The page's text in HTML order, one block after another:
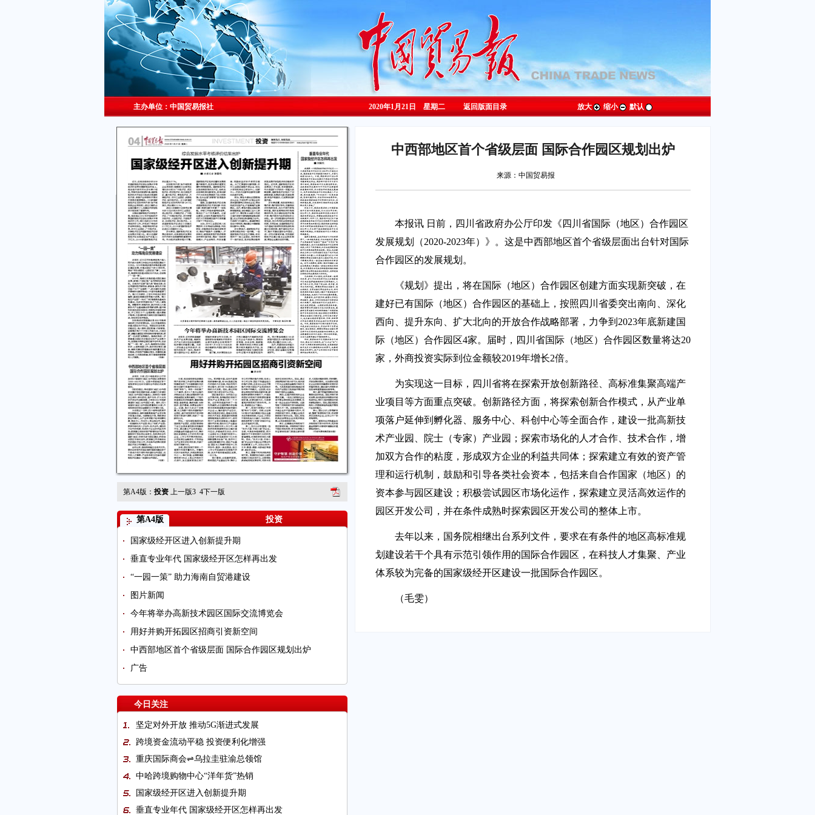
主办单位：中国贸易报社
第A4版： 投资 上一版3 4下一版
第A4版 投资
国家级经开区进入创新提升期
垂直专业年代 国家级经开区怎样再出发
“一园一策” 助力海南自贸港建设
图片新闻
今年将举办高新技术园区国际交流博览会
用好并购开拓园区招商引资新空间
中西部地区首个省级层面 国际合作园区规划出炉
广告
今日关注
坚定对外开放 推动5G渐进式发展
跨境资金流动平稳 投资便利化增强
重庆国际商会⇌乌拉圭驻渝总领馆
中哈跨境购物中心“洋年货”热销
国家级经开区进入创新提升期
垂直专业年代 国家级经开区怎样再出发
2020年1月21日 星期二 返回版面目录 放大 缩小 默认
中西部地区首个省级层面 国际合作园区规划出炉
来源：中国贸易报
本报讯 日前，四川省政府办公厅印发《四川省国际（地区）合作园区
发展规划（2020-2023年）》。这是中西部地区首个省级层面出台针对国际
合作园区的发展规划。
《规划》提出，将在国际（地区）合作园区创建方面实现新突破，在
建好已有国际（地区）合作园区的基础上，按照四川省委突出南向、深化
西向、提升东向、扩大北向的开放合作战略部署，力争到2023年底新建国
际（地区）合作园区4家。届时，四川省国际（地区）合作园区数量将达20
家，外商投资实际到位金额较2019年增长2倍。
为实现这一目标，四川省将在探索开放创新路径、高标准集聚高端产
业项目等方面重点突破。创新路径方面，将探索创新合作模式，从产业单
项落户延伸到孵化器、服务中心、科创中心等全面合作，建设一批高新技
术产业园、院士（专家）产业园；探索市场化的人才合作、技术合作，增
加双方合作的粘度，形成双方企业的利益共同体；探索建立有效的资产管
理和运行机制，鼓励和引导各类社会资本，包括来自合作国家（地区）的
资本参与园区建设；积极尝试园区市场化运作，探索建立灵活高效运作的
园区开发公司，并在条件成熟时探索园区开发公司的整体上市。
去年以来，国务院相继出台系列文件，要求在有条件的地区高标准规
划建设若干个具有示范引领作用的国际合作园区，在科技人才集聚、产业
体系较为完备的国家级经开区建设一批国际合作园区。
（毛雯）